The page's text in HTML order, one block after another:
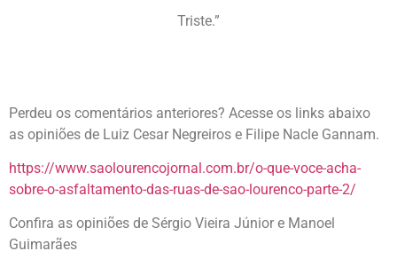
Triste.”
Perdeu os comentários anteriores? Acesse os links abaixo
as opiniões de Luiz Cesar Negreiros e Filipe Nacle Gannam.
https://www.saolourencojornal.com.br/o-que-voce-acha-
sobre-o-asfaltamento-das-ruas-de-sao-lourenco-parte-2/
Confira as opiniões de Sérgio Vieira Júnior e Manoel
Guimarães